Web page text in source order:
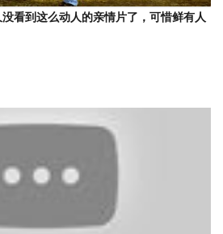
没看到这么动人的亲情片了，可惜鲜有人